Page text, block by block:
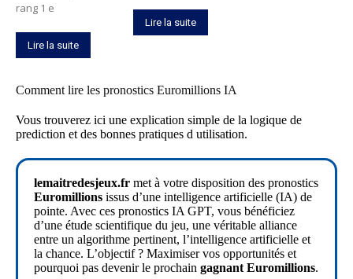
rang 1 e
Lire la suite
Lire la suite
Comment lire les pronostics Euromillions IA
Vous trouverez ici une explication simple de la logique de
prediction et des bonnes pratiques d utilisation.
lemaitredesjeux.fr met à votre disposition des pronostics
Euromillions issus d’une intelligence artificielle (IA) de
pointe. Avec ces pronostics IA GPT, vous bénéficiez
d’une étude scientifique du jeu, une véritable alliance
entre un algorithme pertinent, l’intelligence artificielle et
la chance. L’objectif ? Maximiser vos opportunités et
pourquoi pas devenir le prochain gagnant Euromillions.